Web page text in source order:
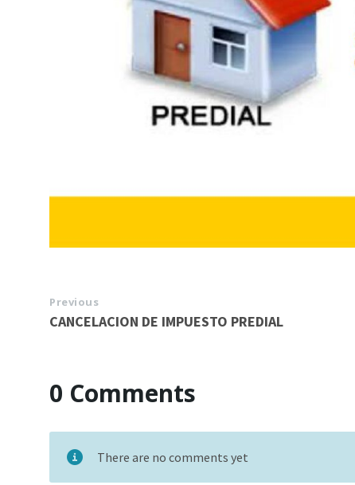
Previous
CANCELACION DE IMPUESTO PREDIAL
0 Comments
There are no comments yet